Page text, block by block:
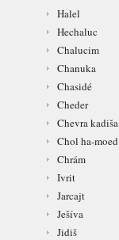
Halel
Hechaluc
Chalucim
Chanuka
Chasidé
Cheder
Chevra kadiša
Chol ha-moed
Chrám
Ivrit
Jarcajt
Ješíva
Jidiš